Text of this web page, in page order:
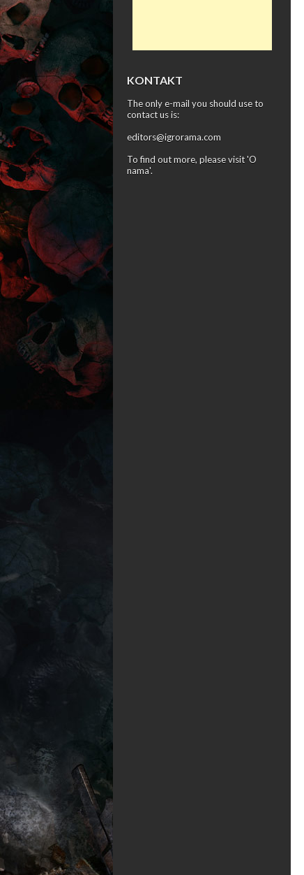
KONTAKT
The only e-mail you should use to
contact us is:
editors@igrorama.com
To find out more, please visit 'O
nama'.